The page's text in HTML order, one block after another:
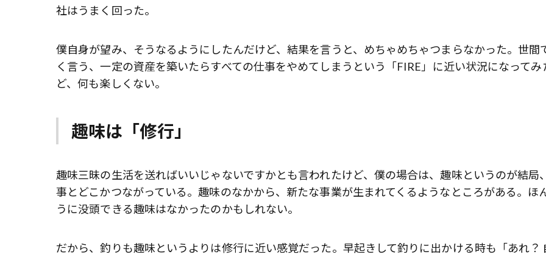
社はうまく回った。
僕自身が望み、そうなるようにしたんだけど、結果を言うと、めちゃめちゃつまらなかった。世間
く言う、一定の資産を築いたらすべての仕事をやめてしまうという「FIRE」に近い状況になってみ
ど、何も楽しくない。
趣味は「修行」
趣味三昧の生活を送ればいいじゃないですかとも言われたけど、僕の場合は、趣味というのが結局
事とどこかつながっている。趣味のなかから、新たな事業が生まれてくるようなところがある。ほ
うに没頭できる趣味はなかったのかもしれない。
だから、釣りも趣味というよりは修行に近い感覚だった。早起きして釣りに出かける時も「あれ？